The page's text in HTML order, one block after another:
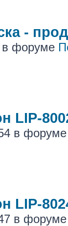
-
в форуме
LIP-
в
LIP-
в